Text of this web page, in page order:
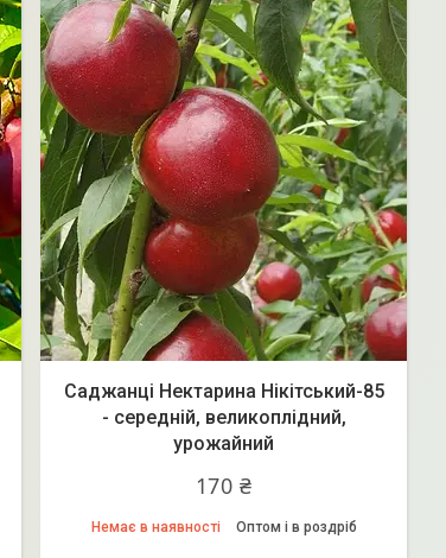
Саджанці Нектарина Нікітський-85
- середній, великоплідний,
урожайний
170 ₴
Немає в наявності Оптом і в роздріб